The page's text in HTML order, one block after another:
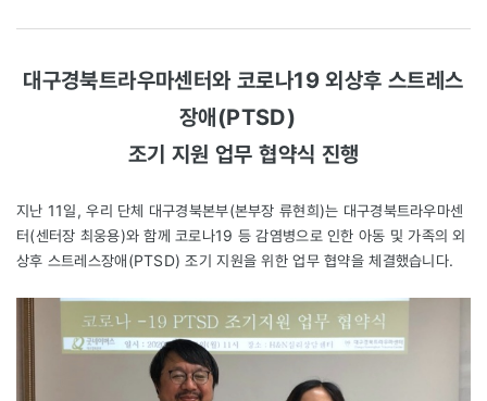
대구경북트라우마센터와 코로나19 외상후 스트레스
장애(PTSD)
조기 지원 업무 협약식 진행
지난 11일, 우리 단체 대구경북본부(본부장 류현희)는 대구경북트라우마센
터(센터장 최웅용)와 함께 코로나19 등 감염병으로 인한 아동 및 가족의 외
상후 스트레스장애(PTSD) 조기 지원을 위한 업무 협약을 체결했습니다.